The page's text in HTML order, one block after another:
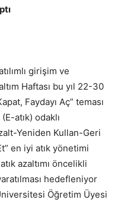
girişim ve
Haftası bu yıl 22-30
Faydayı Aç” teması
atık) odaklı
Yeniden Kullan-Geri
en iyi atık yönetimi
azaltımı öncelikli
hedefleniyor
Öğretim Üyesi